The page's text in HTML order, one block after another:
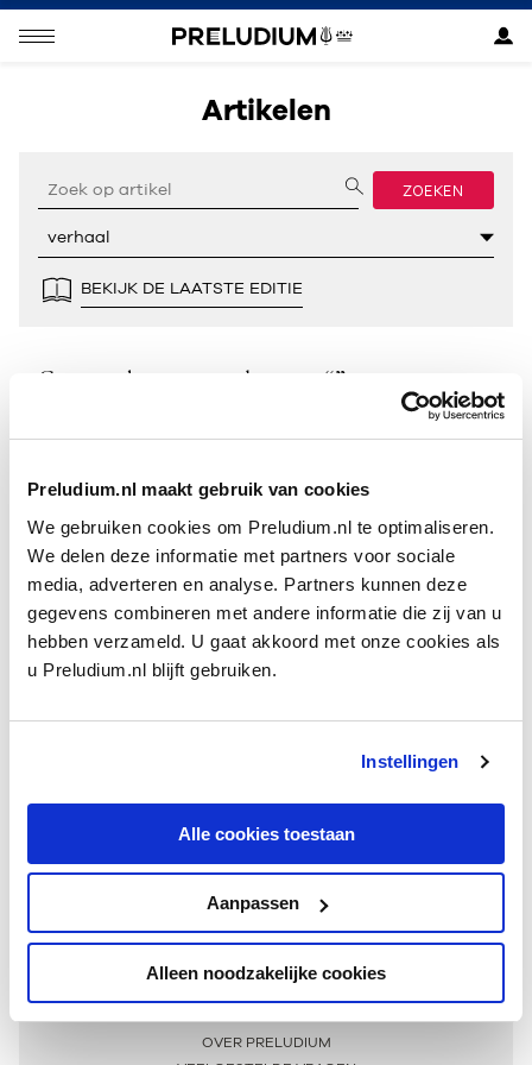
Preludium.nl maakt gebruik van cookies
We gebruiken cookies om Preludium.nl te optimaliseren.
We delen deze informatie met partners voor sociale
media, adverteren en analyse. Partners kunnen deze
gegevens combineren met andere informatie die zij van u
hebben verzameld. U gaat akkoord met onze cookies als
u Preludium.nl blijft gebruiken.
Instellingen
Alle cookies toestaan
Aanpassen
Alleen noodzakelijke cookies
Artikelen
ZOEKEN
BEKIJK DE LAATSTE EDITIE
Geen resultaten gevonden voor “”.
Meer informatie
OVER PRELUDIUM